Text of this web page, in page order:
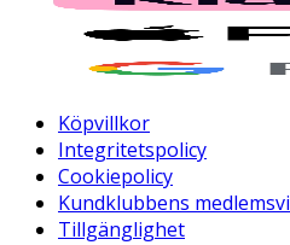
Köpvillkor
Integritetspolicy
Cookiepolicy
Kundklubbens
Tillgänglighet